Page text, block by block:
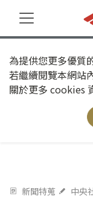
為提供您更多優質
若繼續閱覽本網站
關於更多 cookies
新聞特蒐 中央